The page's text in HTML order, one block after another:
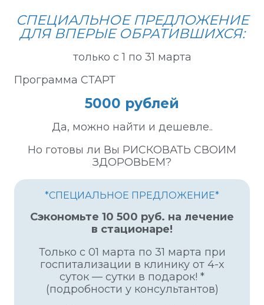
СПЕЦИАЛЬНОЕ ПРЕДЛОЖЕНИЕ
ДЛЯ ВПЕРЫЕ ОБРАТИВШИХСЯ:
только с 1 по 31 марта
Программа СТАРТ
5000 рублей
Да, можно найти и дешевле..
Но готовы ли Вы РИСКОВАТЬ СВОИМ
ЗДОРОВЬЕМ?
*СПЕЦИАЛЬНОЕ ПРЕДЛОЖЕНИЕ*
Сэкономьте 10 500 руб. на лечение
в стационаре!
Только с 01 марта по 31 марта при
госпитализации в клинику от 4-х
суток — сутки в подарок! *
(подробности у консультантов)